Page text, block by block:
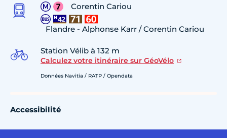
Corentin Cariou
Flandre - Alphonse Karr / Corentin Cariou
Station Vélib à 132 m
Calculez votre itinéraire sur GéoVélo
Données Navitia / RATP / Opendata
Accessibilité